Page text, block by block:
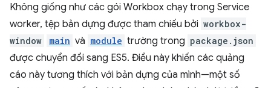
Không giống như các gói Workbox chạy trong Service
worker, tệp bản dựng được tham chiếu bởi workbox-
window
main và module trường trong package.json
được chuyển đổi sang ES5. Điều này khiến các quảng
cáo này tương thích với bản dựng của mình—một số